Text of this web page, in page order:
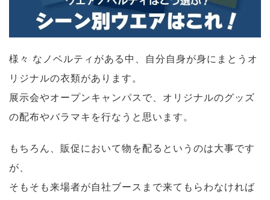
様々 なノベルティがある中、自分自身が身にまとうオ
リジナルの衣類があります。
展示会やオープンキャンパスで、オリジナルのグッズ
の配布やバラマキを行なうと思います。
もちろん、販促において物を配るというのは大事です
が、
そもそも来場者が自社ブースまで来てもらわなければ